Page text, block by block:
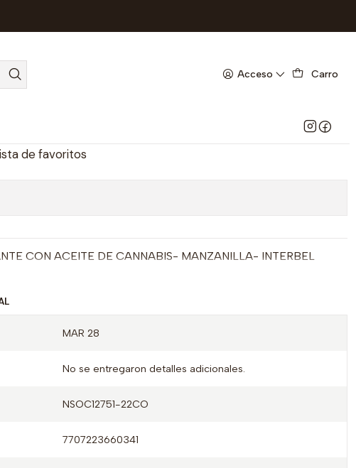
Acceso Carro
INTERBEL- UBI 8-F
CON ACEITE DE
x 120 ML- MANZANILLA-
de favoritos
CON ACEITE DE CANNABIS- MANZANILLA- INTERBEL
MAR 28
No se entregaron detalles adicionales.
NSOC12751-22CO
7707223660341